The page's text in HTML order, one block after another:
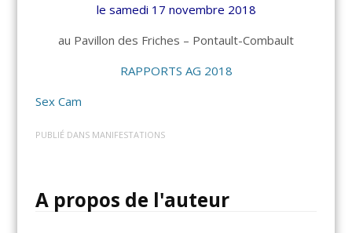
le samedi 17 novembre 2018
au Pavillon des Friches – Pontault-Combault
RAPPORTS AG 2018
Sex Cam
PUBLIÉ DANS MANIFESTATIONS
A propos de l'auteur